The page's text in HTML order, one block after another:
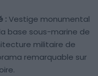
:Vestige monumental
base sous-marine de
militaire de
remarquable sur